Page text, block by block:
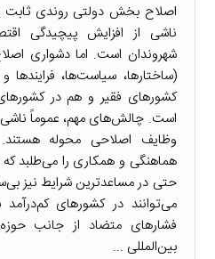
اصلاح بخش دولتی روندی ثابت
ناشی از افزایش پیچیدگی
شهروندان است. اما دشواری
(ساختارها، سیاست‌ها،
کشورهای فقیر و هم در
است. چالش‌های مهم، عموماً
وظایف اصلاحی محوله هستند.
هماهنگی و همکاری را می‌طلبد که
حتی در مساعدترین شرایط نیز
می‌توانند در کشورهای کم‌درآمد
فشارهای متضاد از جانب
بین‌المللی ...